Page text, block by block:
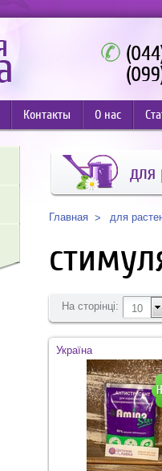
Контакты О нас
для
Главная для
На сторінці: 10
Україна